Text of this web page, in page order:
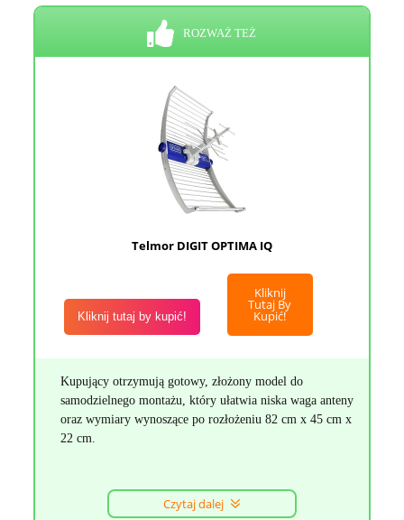
ROZWAŻ TEŻ
Telmor DIGIT OPTIMA IQ
Kliknij tutaj by kupić!
Kliknij
Tutaj By
Kupić!
Kupujący otrzymują gotowy, złożony model do
samodzielnego montażu, który ułatwia niska waga anteny
oraz wymiary wynoszące po rozłożeniu 82 cm x 45 cm x
22 cm.
Czytaj dalej